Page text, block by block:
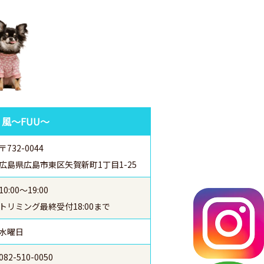
～FUU～
732-0044
島県広島市東区矢賀新町1丁目1-25
～19:00
リミング最終受付18:00まで
曜日
510-0050